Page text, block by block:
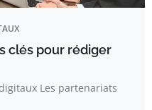
clés pour rédiger
Les partenariats